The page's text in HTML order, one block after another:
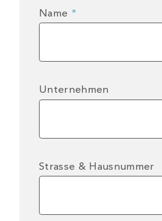
Name *
Unternehmen
Strasse & Hausnummer